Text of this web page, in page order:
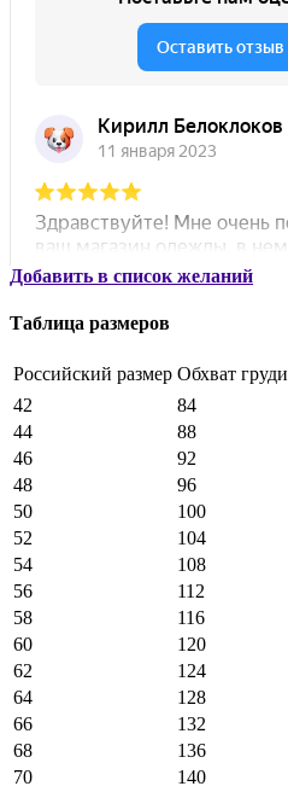
Добавить в список желаний
Таблица размеров
Российский размер Обхват груди
42
84
44
88
46
92
48
96
50
100
52
104
54
108
56
112
58
116
60
120
62
124
64
128
66
132
68
136
70
140